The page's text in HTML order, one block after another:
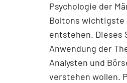
Psychologie der
Boltons wichtigste
entstehen. Dieses
Anwendung der
Analysten und
verstehen wollen.